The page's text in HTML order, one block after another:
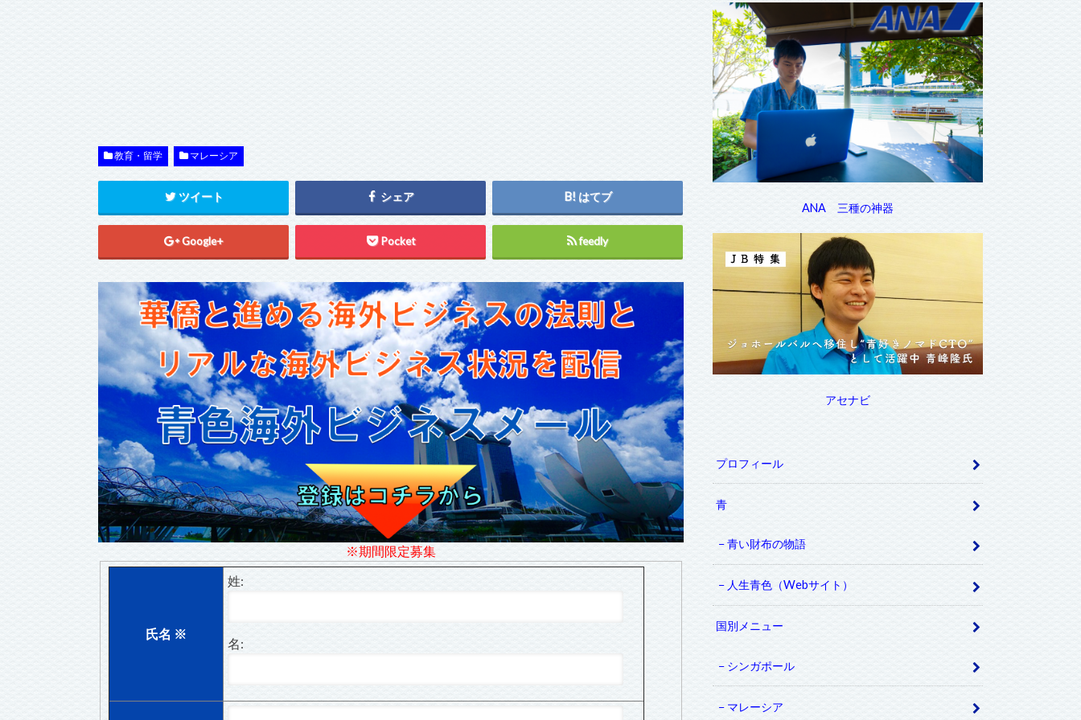
教育・留学 マレーシア
ツイート シェア はてブ
Google+ Pocket feedly
※期間限定募集
氏名 ※
姓:
名:
ANA 三種の神器
アセナビ
プロフィール
青
青い財布の物語
人生青色（Webサイト）
国別メニュー
シンガポール
マレーシア